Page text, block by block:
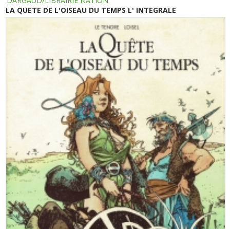
LA QUETE DE L'OISEAU DU TEMPS L' INTEGRALE